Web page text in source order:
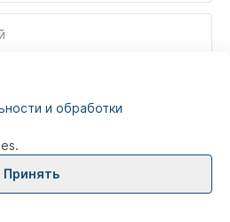
и обработки
Принять